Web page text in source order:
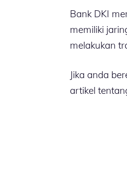
Bank DKI
memiliki
melakukan
Jika anda
artikel